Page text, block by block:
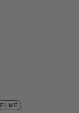
FILME